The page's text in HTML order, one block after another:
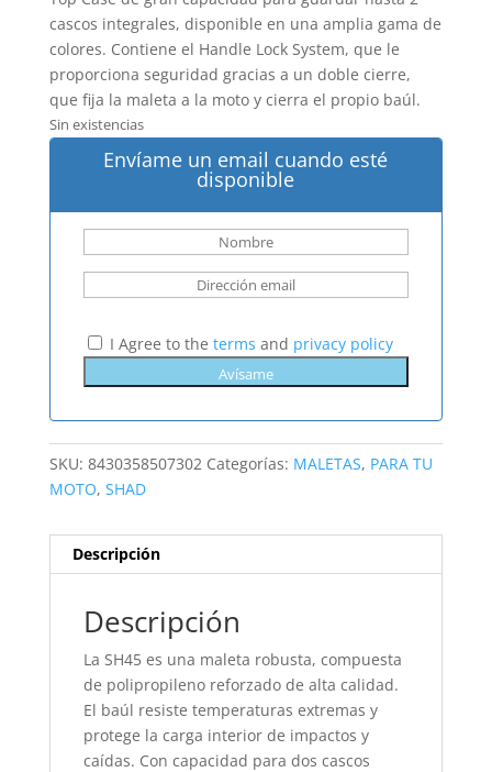
era:
151,40€.
es:
128,69€.
cascos integrales, disponible en una amplia gama de
colores. Contiene el Handle Lock System, que le
proporciona seguridad gracias a un doble cierre,
que fija la maleta a la moto y cierra el propio baúl.
Sin existencias
Envíame un email cuando esté
disponible
I Agree to the terms and privacy policy
SKU: 8430358507302 Categorías: MALETAS, PARA TU
MOTO, SHAD
Descripción
Descripción
La SH45 es una maleta robusta, compuesta
de polipropileno reforzado de alta calidad.
El baúl resiste temperaturas extremas y
protege la carga interior de impactos y
caídas. Con capacidad para dos cascos